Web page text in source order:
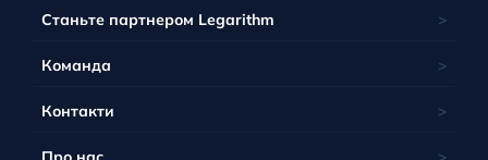
Станьте партнером Legarithm
Команда
Контакти